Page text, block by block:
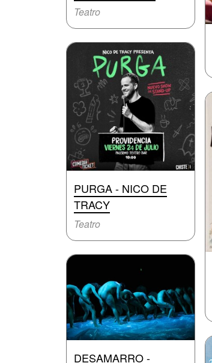
Teatro
PURGA - NICO DE
TRACY
Teatro
DESAMARRO -